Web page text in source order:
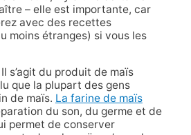
– elle est importante, car
avec des recettes
moins étranges) si vous les
Il s’agit du produit de maïs
que la plupart des gens
de maïs. La farine de maïs
du son, du germe et de
permet de conserver